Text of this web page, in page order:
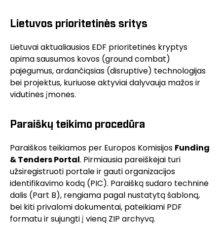
Lietuvos prioritetinės sritys
Lietuvai aktualiausios EDF prioritetinės kryptys
apima sausumos kovos (ground combat)
pajėgumus, ardančiąsias (disruptive) technologijas
bei projektus, kuriuose aktyviai dalyvauja mažos ir
vidutinės įmonės.
Paraiškų teikimo procedūra
Paraiškos teikiamos per Europos Komisijos Funding
& Tenders Portal. Pirmiausia pareiškėjai turi
užsiregistruoti portale ir gauti organizacijos
identifikavimo kodą (PIC). Paraišką sudaro techninė
dalis (Part B), rengiama pagal nustatytą šabloną,
bei kiti privalomi dokumentai, pateikiami PDF
formatu ir sujungti į vieną ZIP archyvą.